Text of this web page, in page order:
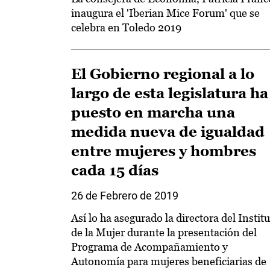
inaugura el 'Iberian Mice Forum' que se
celebra en Toledo 2019
El Gobierno regional a lo
largo de esta legislatura ha
puesto en marcha una
medida nueva de igualdad
entre mujeres y hombres
cada 15 días
26 de Febrero de 2019
Así lo ha asegurado la directora del
de la Mujer durante la presentación del
Programa de Acompañamiento y
Autonomía para mujeres beneficiarias de